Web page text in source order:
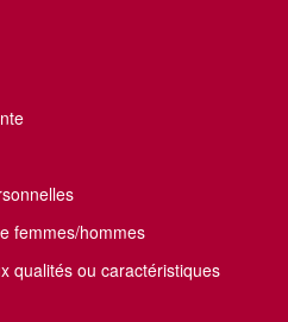
femmes/hommes
qualités ou caractéristiques